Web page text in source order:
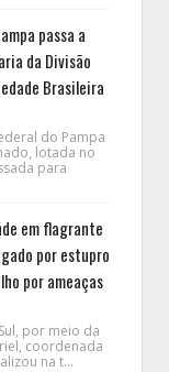
passa a
da Divisão
Brasileira
do Pampa
lotada no
para
em flagrante
por estupro
por ameaças
por meio da
coordenada
na t...